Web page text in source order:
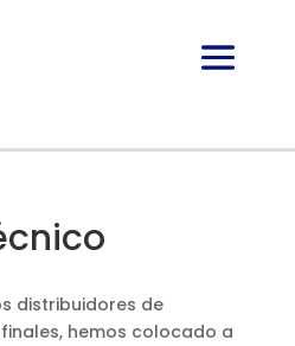
distribuidores de
hemos colocado a